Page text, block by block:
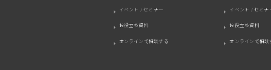
イベント / セミナー
お役立ち資料
オンラインで相談する
イベント / セミナ
お役立ち資料
オンラインで相談